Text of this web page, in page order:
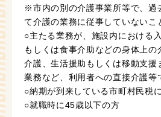
※市内の別の介護事業所等で、過
て介護の業務に従事していないこ
○主たる業務が、施設内における
もしくは食事介助などの身体上の
介護、生活援助もしくは移動支援
業務など、利用者への直接介護等
○納期が到来している市町村民税
○就職時に45歳以下の方